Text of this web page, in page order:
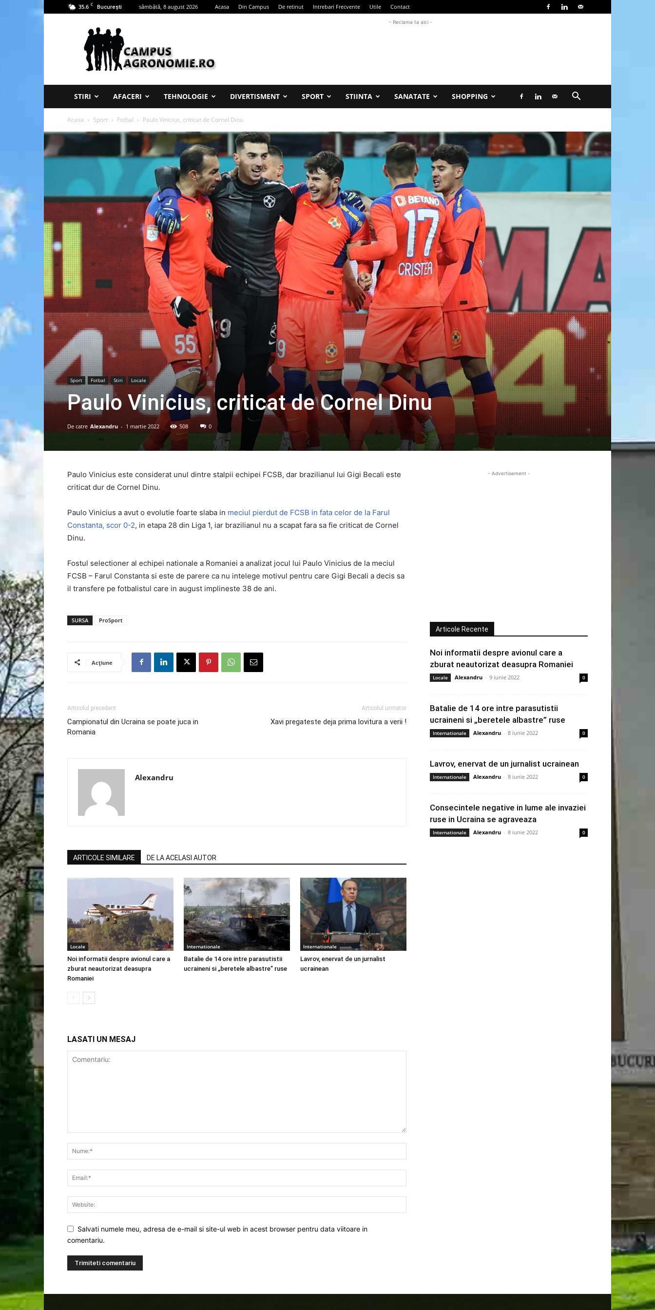
35.6 C București sâmbătă, 8 august 2026 Acasa Din Campus De retinut Intrebari Frecvente Utile Contact
Campus
Agronomie
- Reclama ta aici -
STIRI AFACERI TEHNOLOGIE DIVERTISMENT SPORT STIINTA SANATATE SHOPPING
Acasa Sport Fotbal Paulo Vinicius, criticat de Cornel Dinu
Sport Fotbal Stiri Locale
Paulo Vinicius, criticat de Cornel Dinu
De catre Alexandru - 1 martie 2022 508 0
Paulo Vinicius este considerat unul dintre stalpii echipei FCSB, dar brazilianul lui Gigi Becali este
criticat dur de Cornel Dinu.
Paulo Vinicius a avut o evolutie foarte slaba in meciul pierdut de FCSB in fata celor de la Farul
Constanta, scor 0-2, in etapa 28 din Liga 1, iar brazilianul nu a scapat fara sa fie criticat de Cornel
Dinu.
Fostul selectioner al echipei nationale a Romaniei a analizat jocul lui Paulo Vinicius de la meciul
FCSB – Farul Constanta si este de parere ca nu intelege motivul pentru care Gigi Becali a decis sa
il transfere pe fotbalistul care in august implineste 38 de ani.
SURSA ProSport
Acțiune
Articolul precedent
Campionatul din Ucraina se poate juca in
Romania
Articolul urmator
Xavi pregateste deja prima lovitura a verii !
Alexandru
ARTICOLE SIMILARE DE LA ACELASI AUTOR
Locale
Noi informatii despre avionul care a
zburat neautorizat deasupra
Romaniei
Internationale
Batalie de 14 ore intre parasutistii
ucraineni si „beretele albastre” ruse
Internationale
Lavrov, enervat de un jurnalist
ucrainean
LASATI UN MESAJ
Salvati numele meu, adresa de e-mail si site-ul web in acest browser pentru data viitoare in
comentariu.
- Advertisement -
Articole Recente
Noi informatii despre avionul care a
zburat neautorizat deasupra Romaniei
Locale Alexandru - 9 iunie 2022 0
Batalie de 14 ore intre parasutistii
ucraineni si „beretele albastre” ruse
Internationale Alexandru - 8 iunie 2022 0
Lavrov, enervat de un jurnalist ucrainean
Internationale Alexandru - 8 iunie 2022 0
Consecintele negative in lume ale invaziei
ruse in Ucraina se agraveaza
Internationale Alexandru - 8 iunie 2022 0